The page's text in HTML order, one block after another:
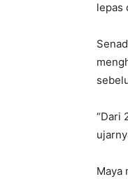
lepas
“Dari
Maya